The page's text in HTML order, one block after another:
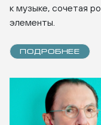
к музыке, сочетая
элементы.
ПОДРОБНЕЕ